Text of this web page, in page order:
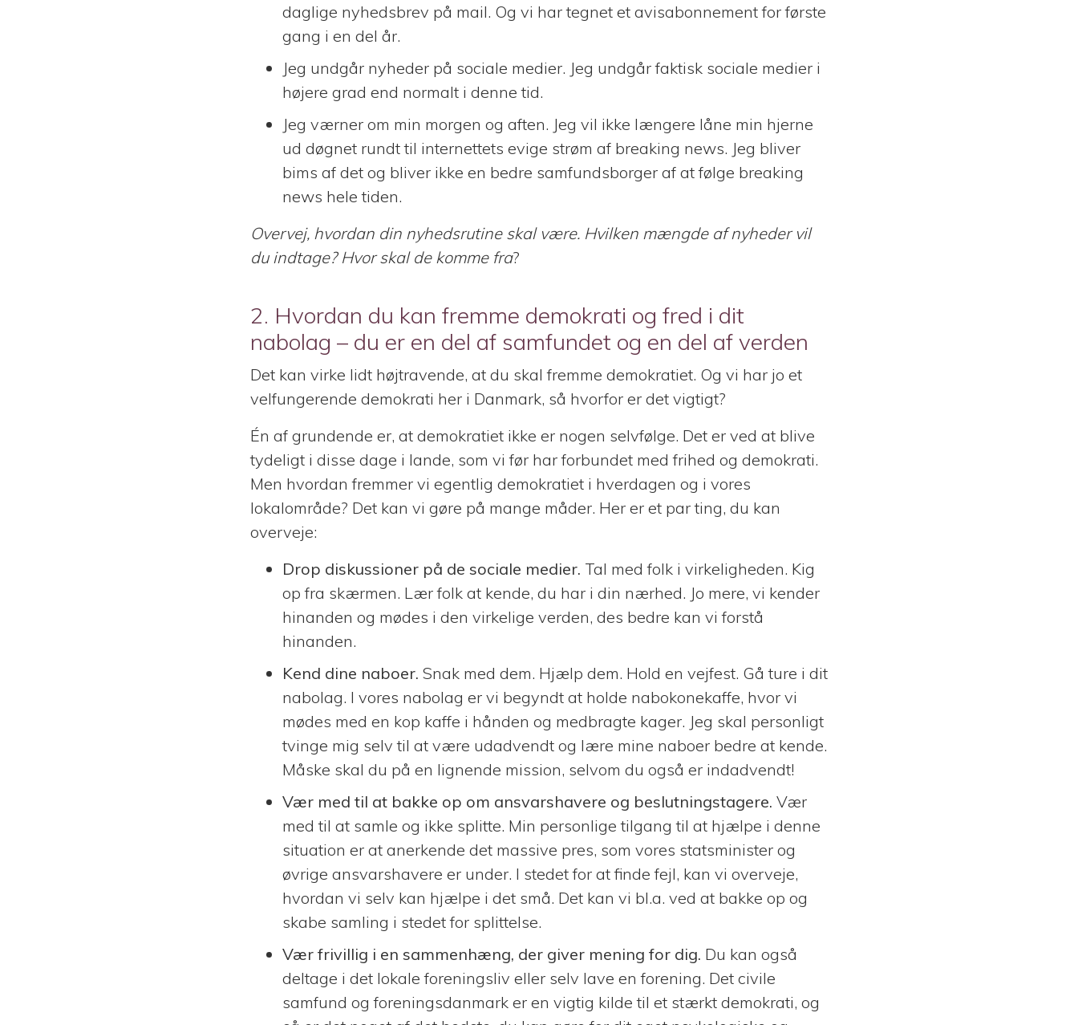
daglige nyhedsbrev på mail. Og vi har tegnet et avisabonnement for første
gang i en del år.
Jeg undgår nyheder på sociale medier. Jeg undgår faktisk sociale medier i
højere grad end normalt i denne tid.
Jeg værner om min morgen og aften. Jeg vil ikke længere låne min hjerne
ud døgnet rundt til internettets evige strøm af breaking news. Jeg bliver
bims af det og bliver ikke en bedre samfundsborger af at følge breaking
news hele tiden.
Overvej, hvordan din nyhedsrutine skal være. Hvilken mængde af nyheder vil
du indtage? Hvor skal de komme fra?
2. Hvordan du kan fremme demokrati og fred i dit
nabolag – du er en del af samfundet og en del af verden
Det kan virke lidt højtravende, at du skal fremme demokratiet. Og vi har jo et
velfungerende demokrati her i Danmark, så hvorfor er det vigtigt?
Én af grundende er, at demokratiet ikke er nogen selvfølge. Det er ved at blive
tydeligt i disse dage i lande, som vi før har forbundet med frihed og demokrati.
Men hvordan fremmer vi egentlig demokratiet i hverdagen og i vores
lokalområde? Det kan vi gøre på mange måder. Her er et par ting, du kan
overveje:
Drop diskussioner på de sociale medier. Tal med folk i virkeligheden. Kig
op fra skærmen. Lær folk at kende, du har i din nærhed. Jo mere, vi kender
hinanden og mødes i den virkelige verden, des bedre kan vi forstå
hinanden.
Kend dine naboer. Snak med dem. Hjælp dem. Hold en vejfest. Gå ture i dit
nabolag. I vores nabolag er vi begyndt at holde nabokonekaffe, hvor vi
mødes med en kop kaffe i hånden og medbragte kager. Jeg skal personligt
tvinge mig selv til at være udadvendt og lære mine naboer bedre at kende.
Måske skal du på en lignende mission, selvom du også er indadvendt!
Vær med til at bakke op om ansvarshavere og beslutningstagere. Vær
med til at samle og ikke splitte. Min personlige tilgang til at hjælpe i denne
situation er at anerkende det massive pres, som vores statsminister og
øvrige ansvarshavere er under. I stedet for at finde fejl, kan vi overveje,
hvordan vi selv kan hjælpe i det små. Det kan vi bl.a. ved at bakke op og
skabe samling i stedet for splittelse.
Vær frivillig i en sammenhæng, der giver mening for dig. Du kan også
deltage i det lokale foreningsliv eller selv lave en forening. Det civile
samfund og foreningsdanmark er en vigtig kilde til et stærkt demokrati, og